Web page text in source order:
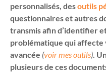
personnalisés, desoutils
questionnaires et autres
transmis afin d’identifier
problématique qui
avancée (voir mes outils).
plusieurs de ces